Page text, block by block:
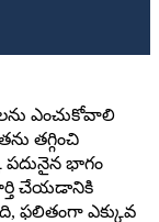
ఎంచుకోవాలి
తగ్గించి
భాగం
చేయడానికి
ఫలితంగా ఎక్కువ